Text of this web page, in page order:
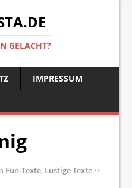
GELACHT?
IMPRESSUM
Fun-Texte, Lustige Texte//